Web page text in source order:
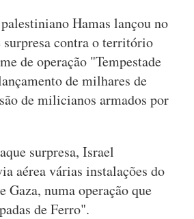
Hamas lançou no
surpresa contra o território
de operação "Tempestade
de milhares de
de milicianos armados por
surpresa, Israel
aérea várias instalações do
Gaza, numa operação que
de Ferro".